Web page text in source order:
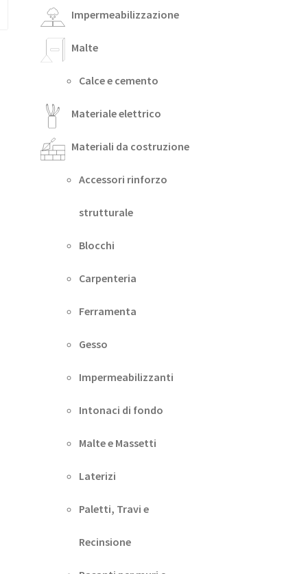
Impermeabilizzazione
Malte
Calce e cemento
Materiale elettrico
Materiali da costruzione
Accessori rinforzo
strutturale
Blocchi
Carpenteria
Ferramenta
Gesso
Impermeabilizzanti
Intonaci di fondo
Malte e Massetti
Laterizi
Paletti, Travi e
Recinsione